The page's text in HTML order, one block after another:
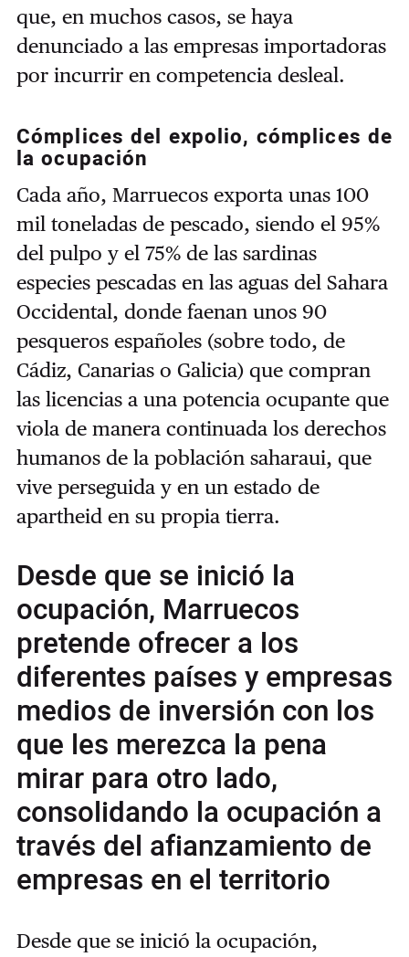
que, en muchos casos, se haya
denunciado a las empresas importadoras
por incurrir en competencia desleal.
Cómplices del expolio, cómplices de
la ocupación
Cada año, Marruecos exporta unas 100
mil toneladas de pescado, siendo el 95%
del pulpo y el 75% de las sardinas
especies pescadas en las aguas del Sahara
Occidental, donde faenan unos 90
pesqueros españoles (sobre todo, de
Cádiz, Canarias o Galicia) que compran
las licencias a una potencia ocupante que
viola de manera continuada los derechos
humanos de la población saharaui, que
vive perseguida y en un estado de
apartheid en su propia tierra.
Desde que se inició la
ocupación, Marruecos
pretende ofrecer a los
diferentes países y empresas
medios de inversión con los
que les merezca la pena
mirar para otro lado,
consolidando la ocupación a
través del afianzamiento de
empresas en el territorio
Desde que se inició la ocupación,